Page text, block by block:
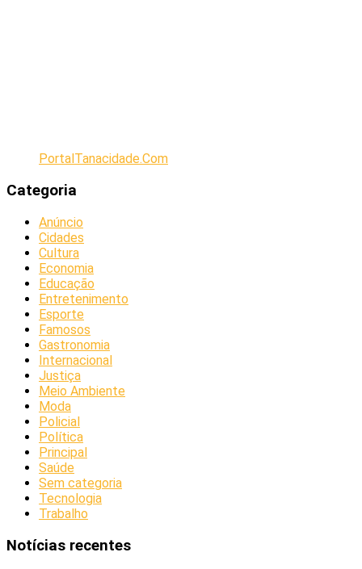
PortalTanacidade.Com
Categoria
Anúncio
Cidades
Cultura
Economia
Educação
Entretenimento
Esporte
Famosos
Gastronomia
Internacional
Justiça
Meio Ambiente
Moda
Policial
Política
Principal
Saúde
Sem categoria
Tecnologia
Trabalho
Notícias recentes